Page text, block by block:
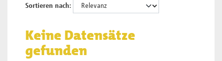
Sortieren nach
Keine Datensätze
gefunden